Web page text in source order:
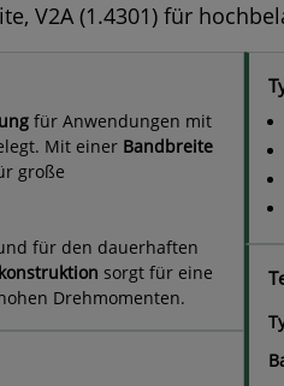
V2A (1.4301) für
für Anwendungen mit
Mit einer Bandbreite
große
für den dauerhaften
sorgt für eine
Drehmomenten.